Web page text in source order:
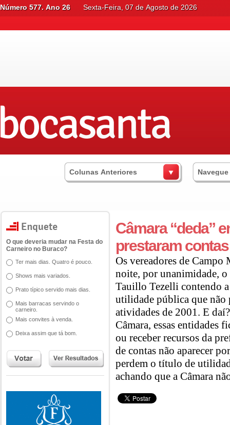
Número 577. Ano 26 Sexta-Feira, 07 de Agosto de 2026
Colunas Anteriores
O que deveria mudar na Festa do
Carneiro no Buraco?
Ter mais dias. Quatro é pouco.
Shows mais variados.
Prato típico servido mais dias.
Mais barracas servindo o
carneiro.
Mais convites à venda.
Deixa assim que tá bom.
Câmara “deda”
prestaram contas
Os vereadores de Campo
noite, por unanimidade,
Tauillo Tezelli contendo a
utilidade pública que não
atividades de 2001. E
Câmara, essas entidades
ou receber recursos da
de contas não aparecer
perdem o título de
achando que a Câmara